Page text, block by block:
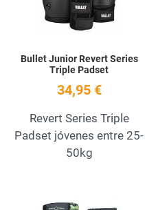
Bullet Junior Revert Series
Triple Padset
34,95 €
Revert Series Triple
Padset jóvenes entre 25-
50kg
Add to Wishlist